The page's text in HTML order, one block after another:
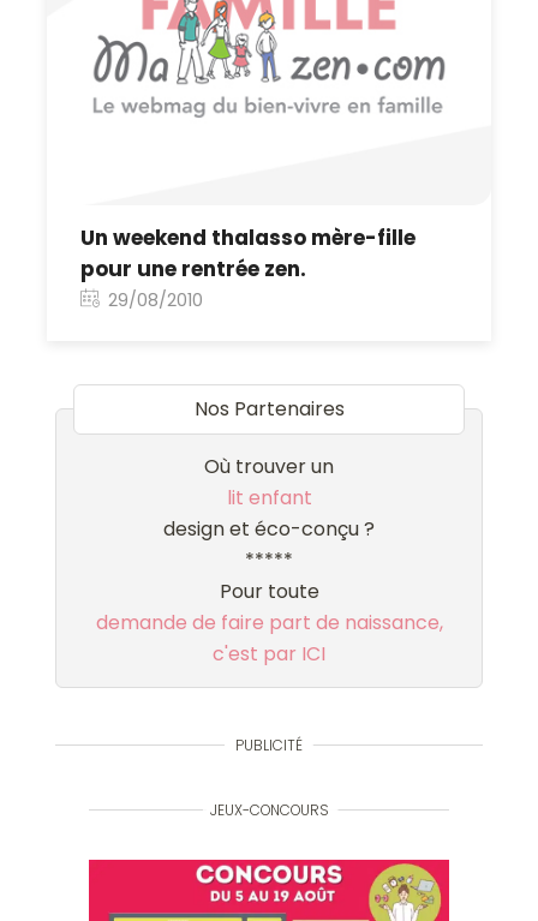
Un weekend thalasso mère-fille
pour une rentrée zen.
29/08/2010
Nos Partenaires
Où trouver un
lit enfant
design et éco-conçu ?
*****
Pour toute
demande de faire part de naissance,
c'est par ICI
PUBLICITÉ
JEUX-CONCOURS